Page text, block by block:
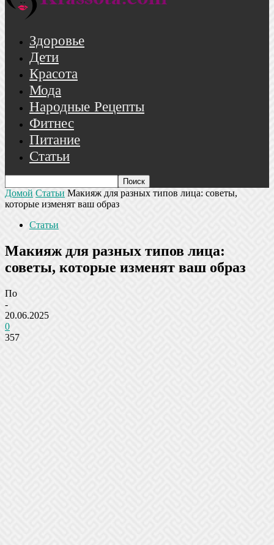
Здоровье
Дети
Красота
Мода
Народные Рецепты
Фитнес
Питание
Статьи
Домой Статьи Макияж для разных типов лица: советы,
которые изменят ваш образ
Статьи
Макияж для разных типов лица:
советы, которые изменят ваш образ
По
-
20.06.2025
0
357